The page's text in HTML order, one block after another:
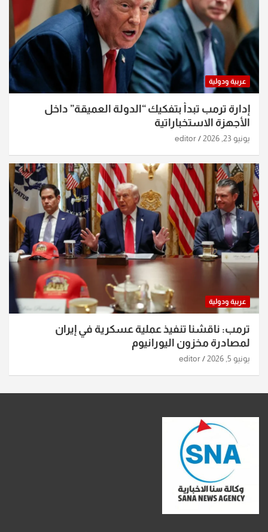
عربية ودولية
إدارة ترمب تبدأ بتفكيك “الدولة العميقة” داخل
الأجهزة الاستخباراتية
يونيو 23, 2026 editor
عربية ودولية
ترمب: ناقشنا تنفيذ عملية عسكرية في إيران
لمصادرة مخزون اليورانيوم
يونيو 5, 2026 editor